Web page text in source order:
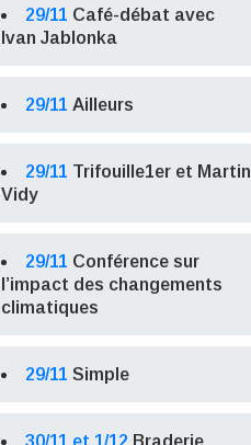
29/11 Café-débat avec
Ivan Jablonka
29/11 Ailleurs
29/11 Trifouille1er et Martin
Vidy
29/11 Conférence sur
l’impact des changements
climatiques
29/11 Simple
30/11 et 1/12 Braderie